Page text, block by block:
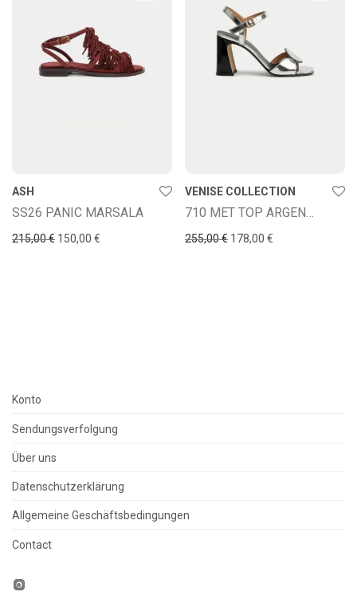
ASH
SS26 PANIC MARSALA
215,00€ Ursprünglicher Preis war: 215,00 €
150,00 € Aktueller Preis ist: 150,00 €.
VENISE COLLECTION
710 MET TOP ARGENTO
255,00€ Ursprünglicher Preis
178,00 €
Konto
Sendungsverfolgung
Über uns
Datenschutzerklärung
Allgemeine Geschäftsbedingungen
Contact